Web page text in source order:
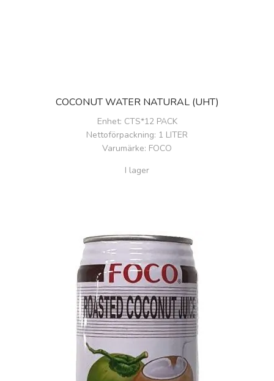
COCONUT WATER NATURAL (UHT)
Enhet: CTS*12 PACK
Nettoförpackning: 1 LITER
Varumärke: FOCO
I lager